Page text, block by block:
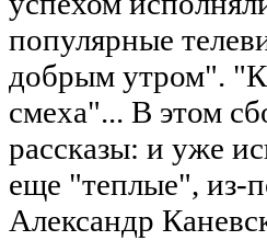
популярные
добрым утром".
смеха"... В этом
рассказы: и уже
еще "теплые", из-
Александр